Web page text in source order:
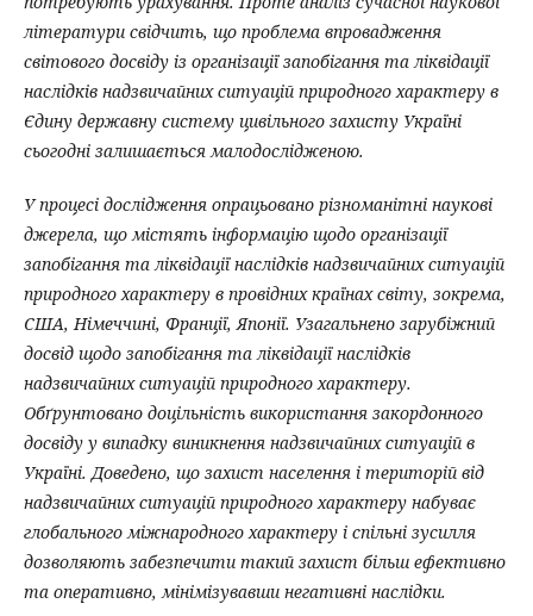
літератури свідчить, що проблема впровадження
світового досвіду із організації запобігання та ліквідації
наслідків надзвичайних ситуацій природного характеру в
Єдину державну систему цивільного захисту Україні
сьогодні залишається малодослідженою.
У процесі дослідження опрацьовано різноманітні наукові
джерела, що містять інформацію щодо організації
запобігання та ліквідації наслідків надзвичайних ситуацій
природного характеру в провідних країнах світу, зокрема,
США, Німеччині, Франції, Японії. Узагальнено зарубіжний
досвід щодо запобігання та ліквідації наслідків
надзвичайних ситуацій природного характеру.
Обґрунтовано доцільність використання закордонного
досвіду у випадку виникнення надзвичайних ситуацій в
Україні. Доведено, що захист населення і територій від
надзвичайних ситуацій природного характеру набуває
глобального міжнародного характеру і спільні зусилля
дозволяють забезпечити такий захист більш ефективно
та оперативно, мінімізувавши негативні наслідки.